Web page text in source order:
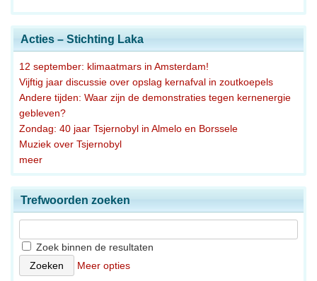
Acties – Stichting Laka
12 september: klimaatmars in Amsterdam!
Vijftig jaar discussie over opslag kernafval in zoutkoepels
Andere tijden: Waar zijn de demonstraties tegen kernenergie
gebleven?
Zondag: 40 jaar Tsjernobyl in Almelo en Borssele
Muziek over Tsjernobyl
meer
Trefwoorden zoeken
Zoek binnen de resultaten
Meer opties